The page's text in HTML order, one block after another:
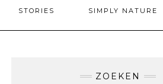
STORIES SIMPLY NATURE
ZOEKEN